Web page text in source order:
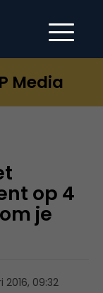
Media
op 4
je
2016, 09:32